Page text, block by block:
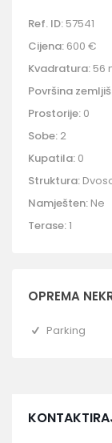
Ref. ID: 57541
Cijena: 600 €
Kvadratura: 56
Površina
Prostorije: 0
Sobe: 2
Kupatila: 0
Struktura:
Namješten: Ne
Terase:1
OPREMA
Parking